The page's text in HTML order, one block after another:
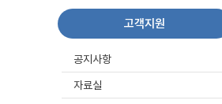
고객지원
공지사항
자료실